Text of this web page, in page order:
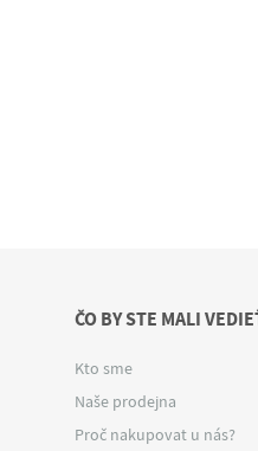
ČO BY STE MALI
Kto sme
Naše prodejna
Proč nakupovat u nás?